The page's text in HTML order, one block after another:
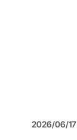
2026/06/17